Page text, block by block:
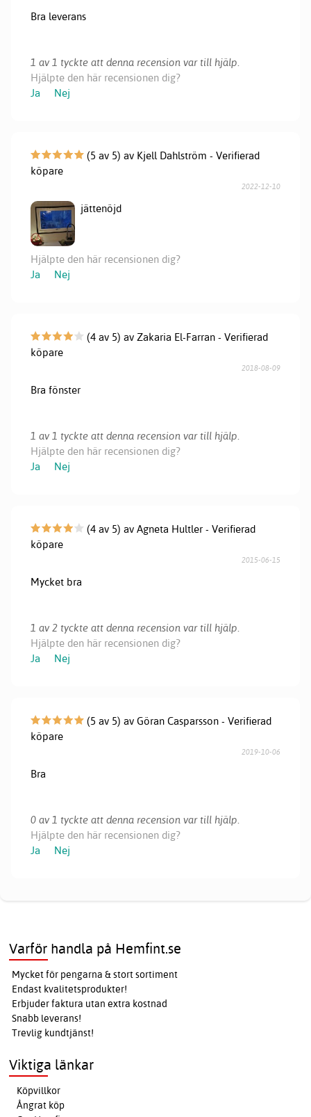
Bra leverans
1 av 1 tyckte att denna recension var till hjälp.
Hjälpte den här recensionen dig?
Ja
Nej
(5 av 5) av Kjell Dahlström - Verifierad
köpare
2022-12-10
jättenöjd
Hjälpte den här recensionen dig?
Ja
Nej
(4 av 5) av Zakaria El-Farran - Verifierad
köpare
2018-08-09
Bra fönster
1 av 1 tyckte att denna recension var till hjälp.
Hjälpte den här recensionen dig?
Ja
Nej
(4 av 5) av Agneta Hultler - Verifierad
köpare
2015-06-15
Mycket bra
1 av 2 tyckte att denna recension var till hjälp.
Hjälpte den här recensionen dig?
Ja
Nej
(5 av 5) av Göran Casparsson - Verifierad
köpare
2019-10-06
Bra
0 av 1 tyckte att denna recension var till hjälp.
Hjälpte den här recensionen dig?
Ja
Nej
Varför handla på Hemfint.se
Mycket för pengarna & stort sortiment
Endast kvalitetsprodukter!
Erbjuder faktura utan extra kostnad
Snabb leverans!
Trevlig kundtjänst!
Viktiga länkar
Köpvillkor
Ångrat köp